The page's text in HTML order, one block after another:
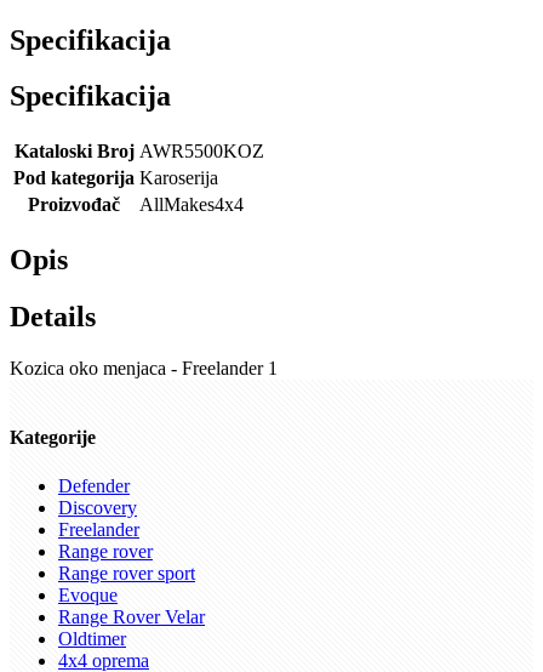
Specifikacija
Specifikacija
Kataloski Broj AWR5500KOZ
Pod kategorija Karoserija
Proizvođač
AllMakes4x4
Opis
Details
Kozica oko menjaca - Freelander 1
Kategorije
Defender
Discovery
Freelander
Range rover
Range rover sport
Evoque
Range Rover Velar
Oldtimer
4x4 oprema